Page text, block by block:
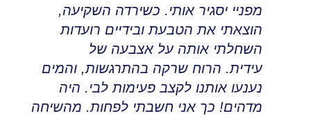
מפניי יסגיר אותי. כשירדה השקיעה,
הוצאתי את הטבעת ובידיים רועדות
השחלתי אותה על אצבעה של
עידית. הרוח שרקה בהתרגשות, והמים
נענעו אותנו לקצב פעימות לבי. היה
מדהים! כך אני חשבתי לפחות. מהשיחה